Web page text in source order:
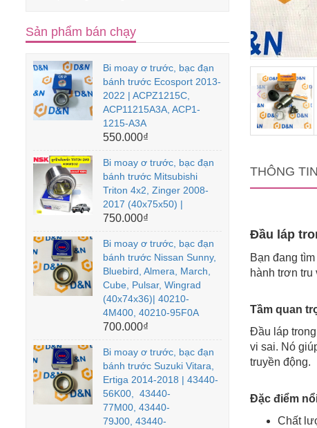
THÔNG
Đầu láp
Bạn đang
hành trơn tru
Tầm quan
Đầu láp
vi sai. Nó
truyền động.
Đặc điểm
Chất
Sản phẩm bán chạy
Bi moay ơ trước, bạc đạn
bánh trước Ecosport 2013-
2022 | ACPZ1215C,
ACP11215A3A, ACP1-
1215-A3A
550.000₫
Bi moay ơ trước, bạc đạn
bánh trước Mitsubishi
Triton 4x2, Zinger 2008-
2017 (40x75x50) |
750.000₫
Bi moay ơ trước, bạc đạn
bánh trước Nissan Sunny,
Bluebird, Almera, March,
Cube, Pulsar, Wingrad
(40x74x36)| 40210-
4M400, 40210-95F0A
700.000₫
Bi moay ơ trước, bạc đạn
bánh trước Suzuki Vitara,
Ertiga 2014-2018 | 43440-
56K00, 43440-
77M00, 43440-
79J00, 43440-